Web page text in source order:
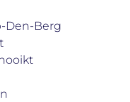
Den-Berg